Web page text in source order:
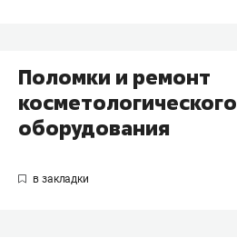
Поломки и ремонт
косметологического
оборудования